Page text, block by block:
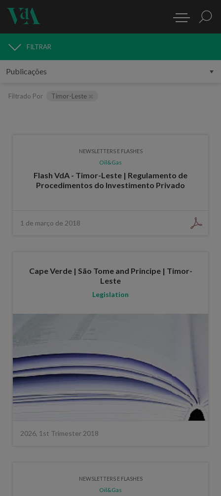
PUBLICAÇÕES
FILTRAR
Filtrado Por Timor-Leste
NEWSLETTERS E FLASHES
Oil&Gas
Flash VdA - Timor-Leste | Regulamento de
Procedimentos do Investimento Privado
1 de março de 2018
Cape Verde | São Tome and Principe | Timor-
Leste
Legislation
2026, 1st Trimester 2018
NEWSLETTERS E FLASHES
Oil&Gas